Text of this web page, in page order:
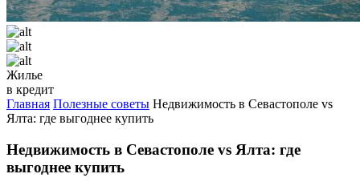
Жилье
в кредит
Главная Полезные советы Недвижимость в Севастополе vs
Ялта: где выгоднее купить
Недвижимость в Севастополе vs Ялта: где
выгоднее купить